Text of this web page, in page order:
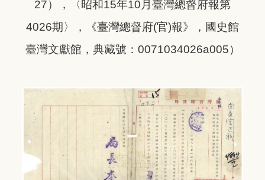
27），〈昭和15年10月臺灣總督府報第
4026期〉，《臺灣總督府(官)報》，國史館
臺灣文獻館，典藏號：0071034026a005）